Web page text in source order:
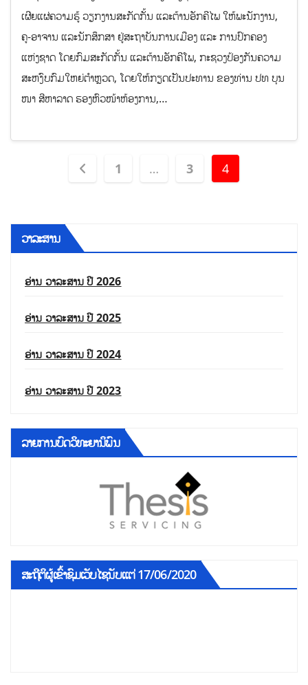
ເຜີຍແຜ່ຄວາມຮູ້ ວຽກງານສະກັດກັ້ນ ແລະຕ້ານອັກຄີໄພ ໃຫ້ພະນັກງານ,
ຄູ-ອາຈານ ແລະນັກສຶກສາ ຢູ່ສະຖາບັນການເມືອງ ແລະ ການປົກຄອງ
ແຫ່ງຊາດ ໂດຍກົມສະກັດກັ້ນ ແລະຕ້ານອັກຄີໂພ, ກະຊວງປ້ອງກັນຄວາມ
ສະຫງົບກົມໃຫຍ່ຕໍາຫຼວດ, ໂດຍໃຫ້ກຽດເປັນປະທານ ຂອງທ່ານ ປທ ບຸນ
ໜາ ສີຫາລາດ ຮອງຫົວໜ້າຫ້ອງການ,…
1 … 3 4
ວາລະສານ
ອ່ານ ວາລະສານ ປີ 2026
ອ່ານ ວາລະສານ ປີ 2025
ອ່ານ ວາລະສານ ປີ 2024
ອ່ານ ວາລະສານ ປີ 2023
ລາຍການບົດວິທະຍານິພົນ
ສະຖີຕິຜູ້ເຂົ້າຊົມເວັບໄຊນັບແຕ່ 17/06/2020